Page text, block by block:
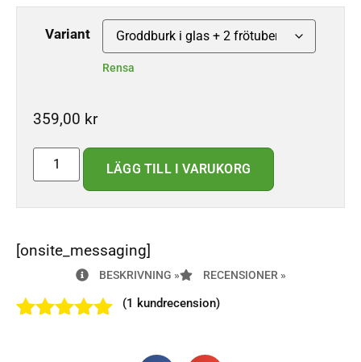
Variant
Rensa
359,00 kr
LÄGG TILL I VARUKORG
[onsite_messaging]
BESKRIVNING » RECENSIONER »
(1 kundrecension)